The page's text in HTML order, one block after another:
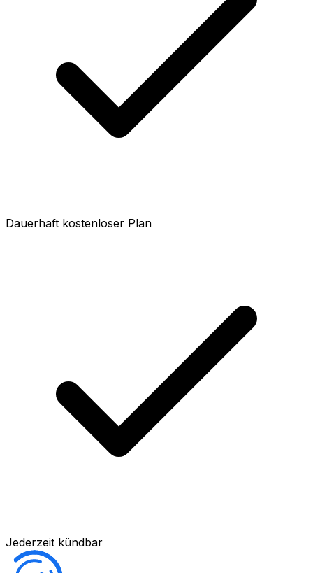
Dauerhaft kostenloser Plan
Jederzeit kündbar